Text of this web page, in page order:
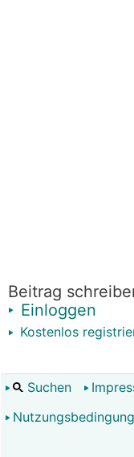
Beitrag
Einloggen
Kostenlos
Suchen